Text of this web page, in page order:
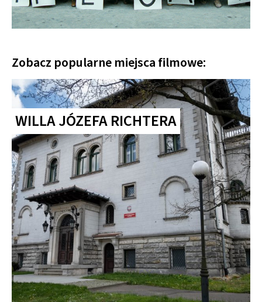
Zobacz popularne miejsca filmowe:
WILLA JÓZEFA RICHTERA